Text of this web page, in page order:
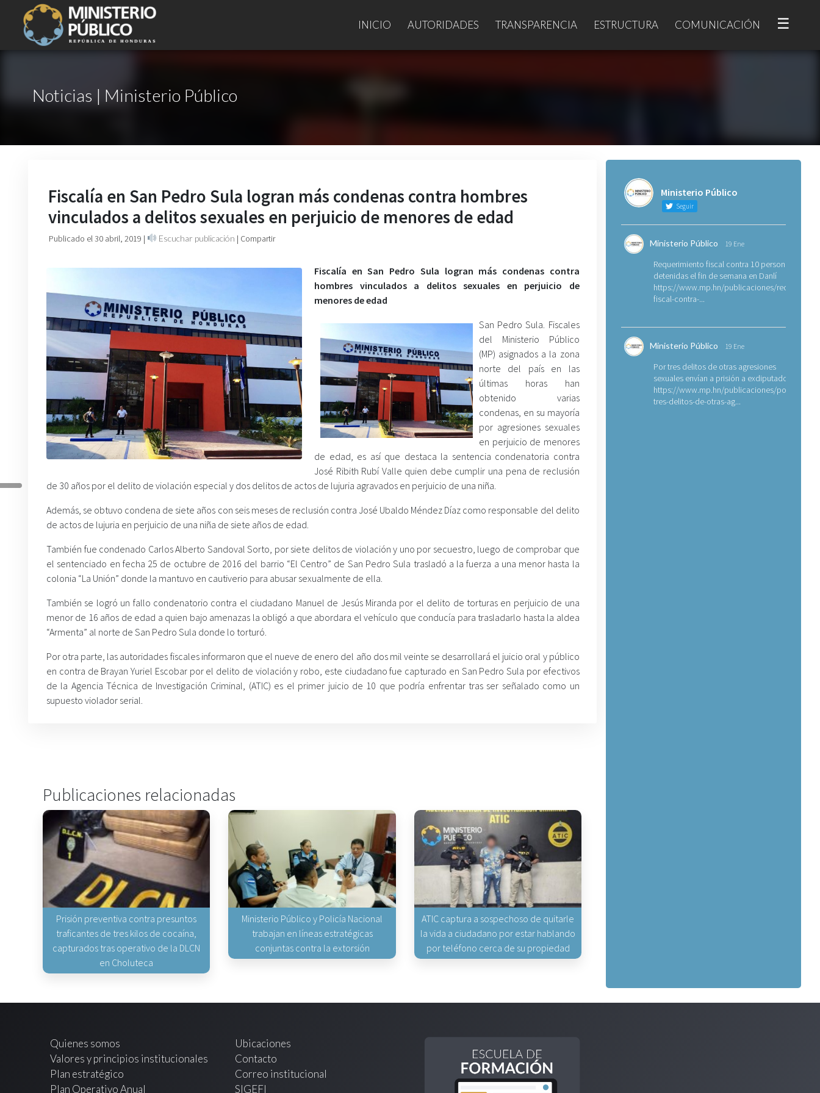
INICIO AUTORIDADES TRANSPARENCIA ESTRUCTURA COMUNICACIÓN ☰
Noticias | Ministerio Público
Fiscalía en San Pedro Sula logran más condenas contra hombres
vinculados a delitos sexuales en perjuicio de menores de edad
Publicado el 30 abril, 2019 | Escuchar publicación | Compartir
Fiscalía en San Pedro Sula logran más condenas contra
hombres vinculados a delitos sexuales en perjuicio de
menores de edad
San Pedro Sula. Fiscales
del Ministerio Público
(MP) asignados a la zona
norte del país en las
últimas horas han
obtenido varias
condenas, en su mayoría
por agresiones sexuales
en perjuicio de menores
de edad, es así que destaca la sentencia condenatoria contra
José Ribith Rubí Valle quien debe cumplir una pena de reclusión
de 30 años por el delito de violación especial y dos delitos de actos de lujuria agravados en perjuicio de una niña.
Además, se obtuvo condena de siete años con seis meses de reclusión contra José Ubaldo Méndez Díaz como responsable del delito
de actos de lujuria en perjuicio de una niña de siete años de edad.
También fue condenado Carlos Alberto Sandoval Sorto, por siete delitos de violación y uno por secuestro, luego de comprobar que
el sentenciado en fecha 25 de octubre de 2016 del barrio “El Centro” de San Pedro Sula trasladó a la fuerza a una menor hasta la
colonia “La Unión” donde la mantuvo en cautiverio para abusar sexualmente de ella.
También se logró un fallo condenatorio contra el ciudadano Manuel de Jesús Miranda por el delito de torturas en perjuicio de una
menor de 16 años de edad a quien bajo amenazas la obligó a que abordara el vehículo que conducía para trasladarlo hasta la aldea
“Armenta” al norte de San Pedro Sula donde lo torturó.
Por otra parte, las autoridades fiscales informaron que el nueve de enero del año dos mil veinte se desarrollará el juicio oral y público
en contra de Brayan Yuriel Escobar por el delito de violación y robo, este ciudadano fue capturado en San Pedro Sula por efectivos
de la Agencia Técnica de Investigación Criminal, (ATIC) es el primer juicio de 10 que podría enfrentar tras ser señalado como un
supuesto violador serial.
Publicaciones relacionadas
Prisión preventiva contra presuntos
traficantes de tres kilos de cocaína,
capturados tras operativo de la DLCN
en Choluteca
Ministerio Público y Policía Nacional
trabajan en líneas estratégicas
conjuntas contra la extorsión
ATIC captura a sospechoso de quitarle
la vida a ciudadano por estar hablando
por teléfono cerca de su propiedad
Ministerio Público
Seguir
Ministerio Público 19 Ene
Requerimiento fiscal contra 10 personas
detenidas el fin de semana en Danlí
https://www.mp.hn/publicaciones/
fiscal-contra-...
Ministerio Público 19 Ene
Por tres delitos de otras agresiones
sexuales envían a prisión a exdiputado
https://www.mp.hn/publicaciones/por-
tres-delitos-de-otras-ag...
Quienes somos
Valores y principios institucionales
Plan estratégico
Plan Operativo Anual
Ubicaciones
Contacto
Correo institucional
SIGEFI